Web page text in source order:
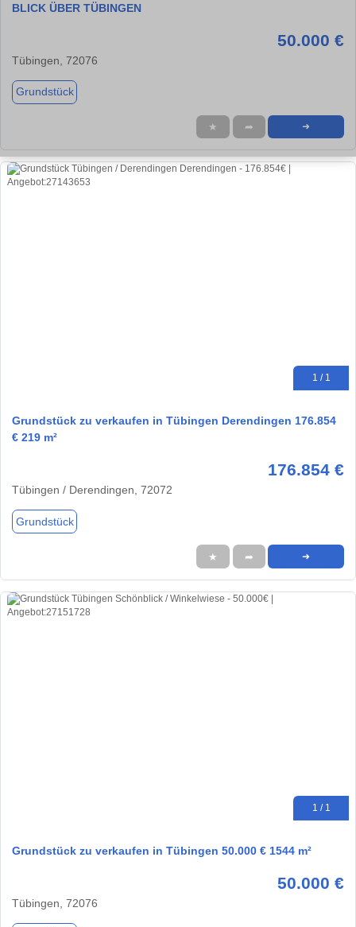
BLICK ÜBER TÜBINGEN
50.000 €
Tübingen, 72076
Grundstück
★ ➦ ➜
1 / 1
Grundstück zu verkaufen in Tübingen Derendingen 176.854
€ 219 m²
176.854 €
Tübingen / Derendingen, 72072
Grundstück
★ ➦ ➜
1 / 1
Grundstück zu verkaufen in Tübingen 50.000 € 1544 m²
50.000 €
Tübingen, 72076